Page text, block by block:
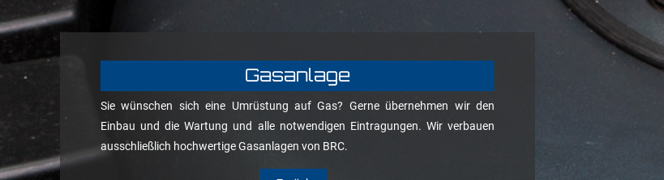
Gasanlage
Sie wünschen sich eine Umrüstung auf Gas? Gerne übernehmen wir den
Einbau und die Wartung und alle notwendigen Eintragungen. Wir verbauen
ausschließlich hochwertige Gasanlagen von BRC.